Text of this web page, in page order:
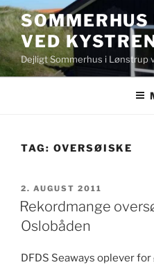
Videre
til
indholdVED
Dejligt Sommerhus i Lønstrup
TAG: OVERSØISKE
UDGIVET
DEN
2. AUGUST 2011
Rekordmange
Oslobåden
DFDS Seaways oplever